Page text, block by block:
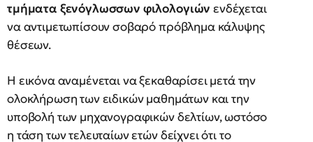
τμήματα ξενόγλωσσων φιλολογιώνενδέχεται
να αντιμετωπίσουν σοβαρό πρόβλημα κάλυψης
θέσεων.
Η εικόνα αναμένεται να ξεκαθαρίσει μετά την
ολοκλήρωση των ειδικών μαθημάτων και την
υποβολή των μηχανογραφικών δελτίων, ωστόσο
η τάση των τελευταίων ετών δείχνει ότι το